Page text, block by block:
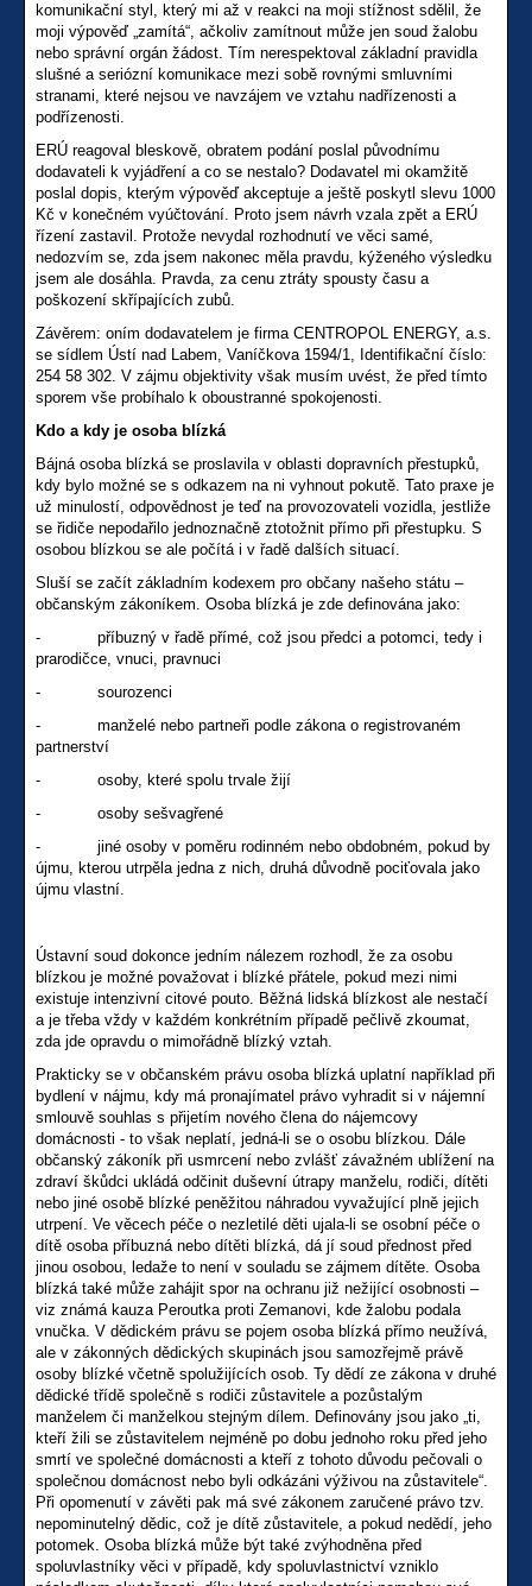
komunikační styl, který mi až v reakci na moji stížnost sdělil, že
moji výpověď „zamítá“, ačkoliv zamítnout může jen soud žalobu
nebo správní orgán žádost. Tím nerespektoval základní pravidla
slušné a seriózní komunikace mezi sobě rovnými smluvními
stranami, které nejsou ve navzájem ve vztahu nadřízenosti a
podřízenosti.
ERÚ reagoval bleskově, obratem podání poslal původnímu
dodavateli k vyjádření a co se nestalo? Dodavatel mi okamžitě
poslal dopis, kterým výpověď akceptuje a ještě poskytl slevu 1000
Kč v konečném vyúčtování. Proto jsem návrh vzala zpět a ERÚ
řízení zastavil. Protože nevydal rozhodnutí ve věci samé,
nedozvím se, zda jsem nakonec měla pravdu, kýženého výsledku
jsem ale dosáhla. Pravda, za cenu ztráty spousty času a
poškození skřípajících zubů.
Závěrem: oním dodavatelem je firma CENTROPOL ENERGY, a.s.
se sídlem Ústí nad Labem, Vaníčkova 1594/1, Identifikační číslo:
254 58 302. V zájmu objektivity však musím uvést, že před tímto
sporem vše probíhalo k oboustranné spokojenosti.
Kdo a kdy je osoba blízká
Bájná osoba blízká se proslavila v oblasti dopravních přestupků,
kdy bylo možné se s odkazem na ni vyhnout pokutě. Tato praxe je
už minulostí, odpovědnost je teď na provozovateli vozidla, jestliže
se řidiče nepodařilo jednoznačně ztotožnit přímo při přestupku. S
osobou blízkou se ale počítá i v řadě dalších situací.
Sluší se začít základním kodexem pro občany našeho státu –
občanským zákoníkem. Osoba blízká je zde definována jako:
- příbuzný v řadě přímé, což jsou předci a potomci, tedy i
prarodičce, vnuci, pravnuci
- sourozenci
- manželé nebo partneři podle zákona o registrovaném
partnerství
- osoby, které spolu trvale žijí
- osoby sešvagřené
- jiné osoby v poměru rodinném nebo obdobném, pokud by
újmu, kterou utrpěla jedna z nich, druhá důvodně pociťovala jako
újmu vlastní.
Ústavní soud dokonce jedním nálezem rozhodl, že za osobu
blízkou je možné považovat i blízké přátele, pokud mezi nimi
existuje intenzivní citové pouto. Běžná lidská blízkost ale nestačí
a je třeba vždy v každém konkrétním případě pečlivě zkoumat,
zda jde opravdu o mimořádně blízký vztah.
Prakticky se v občanském právu osoba blízká uplatní například při
bydlení v nájmu, kdy má pronajímatel právo vyhradit si v nájemní
smlouvě souhlas s přijetím nového člena do nájemcovy
domácnosti - to však neplatí, jedná-li se o osobu blízkou. Dále
občanský zákoník při usmrcení nebo zvlášť závažném ublížení na
zdraví škůdci ukládá odčinit duševní útrapy manželu, rodiči, dítěti
nebo jiné osobě blízké peněžitou náhradou vyvažující plně jejich
utrpení. Ve věcech péče o nezletilé děti ujala-li se osobní péče o
dítě osoba příbuzná nebo dítěti blízká, dá jí soud přednost před
jinou osobou, ledaže to není v souladu se zájmem dítěte. Osoba
blízká také může zahájit spor na ochranu již nežijící osobnosti –
viz známá kauza Peroutka proti Zemanovi, kde žalobu podala
vnučka. V dědickém právu se pojem osoba blízká přímo neužívá,
ale v zákonných dědických skupinách jsou samozřejmě právě
osoby blízké včetně spolužijících osob. Ty dědí ze zákona v druhé
dědické třídě společně s rodiči zůstavitele a pozůstalým
manželem či manželkou stejným dílem. Definovány jsou jako „ti,
kteří žili se zůstavitelem nejméně po dobu jednoho roku před jeho
smrtí ve společné domácnosti a kteří z tohoto důvodu pečovali o
společnou domácnost nebo byli odkázáni výživou na zůstavitele“.
Při opomenutí v závěti pak má své zákonem zaručené právo tzv.
nepominutelný dědic, což je dítě zůstavitele, a pokud nedědí, jeho
potomek. Osoba blízká může být také zvýhodněna před
spoluvlastníky věci v případě, kdy spoluvlastnictví vzniklo